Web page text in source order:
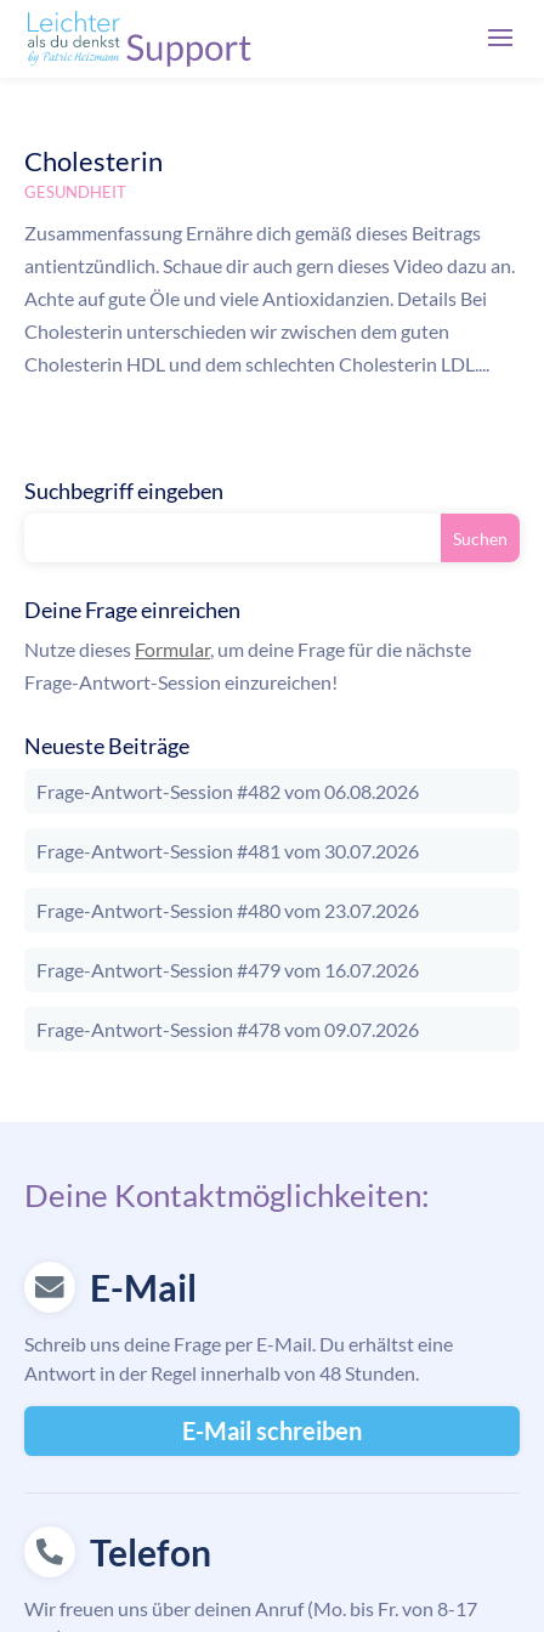
Cholesterin
GESUNDHEIT
Zusammenfassung Ernähre dich gemäß dieses Beitrags
antientzündlich. Schaue dir auch gern dieses Video dazu an.
Achte auf gute Öle und viele Antioxidanzien. Details Bei
Cholesterin unterschieden wir zwischen dem guten
Cholesterin HDL und dem schlechten Cholesterin LDL....
Suchbegriff eingeben
Deine Frage einreichen
Nutze dieses Formular, um deine Frage für die nächste
Frage-Antwort-Session einzureichen!
Neueste Beiträge
Frage-Antwort-Session #482 vom 06.08.2026
Frage-Antwort-Session #481 vom 30.07.2026
Frage-Antwort-Session #480 vom 23.07.2026
Frage-Antwort-Session #479 vom 16.07.2026
Frage-Antwort-Session #478 vom 09.07.2026
Deine Kontaktmöglichkeiten:
E-Mail
Schreib uns deine Frage per E-Mail. Du erhältst eine
Antwort in der Regel innerhalb von 48 Stunden.
E-Mail schreiben
Telefon
Wir freuen uns über deinen Anruf (Mo. bis Fr. von 8-17